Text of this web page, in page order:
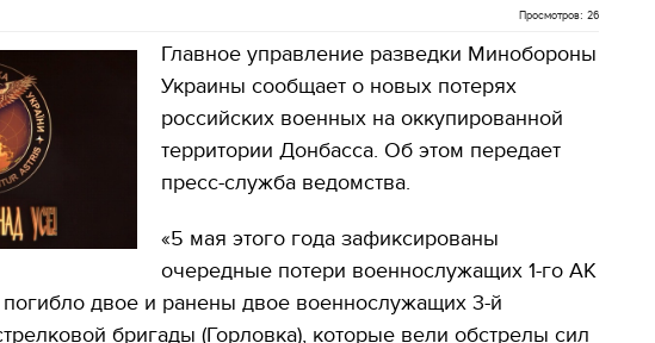
Просмотров: 26
Главное управление разведки Минобороны
Украины сообщает о новых потерях
российских военных на оккупированной
территории Донбасса. Об этом передает
пресс-служба ведомства.
«5 мая этого года зафиксированы
очередные потери военнослужащих 1-го АК
двое и ранены двое военнослужащих 3-й
бригады (Горловка), которые вели обстрелы сил